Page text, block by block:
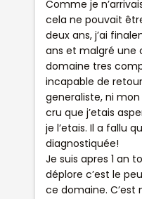
Comme je
cela ne pouvait
deux ans, j’ai
ans et malgré une
domaine tres
incapable de
generaliste, ni
cru que j’etais
je l’etais. Il a fallu
diagnostiquée!
Je suis apres 1 an
déplore c’est le
ce domaine. C’est